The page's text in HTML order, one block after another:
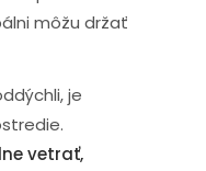
môžu držať
je
vetrať,